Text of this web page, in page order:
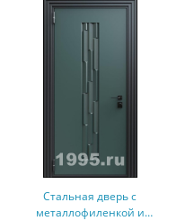
Стальная дверь с
металлофиленкой и